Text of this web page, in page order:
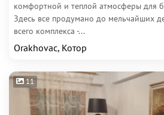
комфортной и теплой атмосферы для
Здесь все продумано до мельчайших
всего комплекса -...
Orakhovac, Котор
11